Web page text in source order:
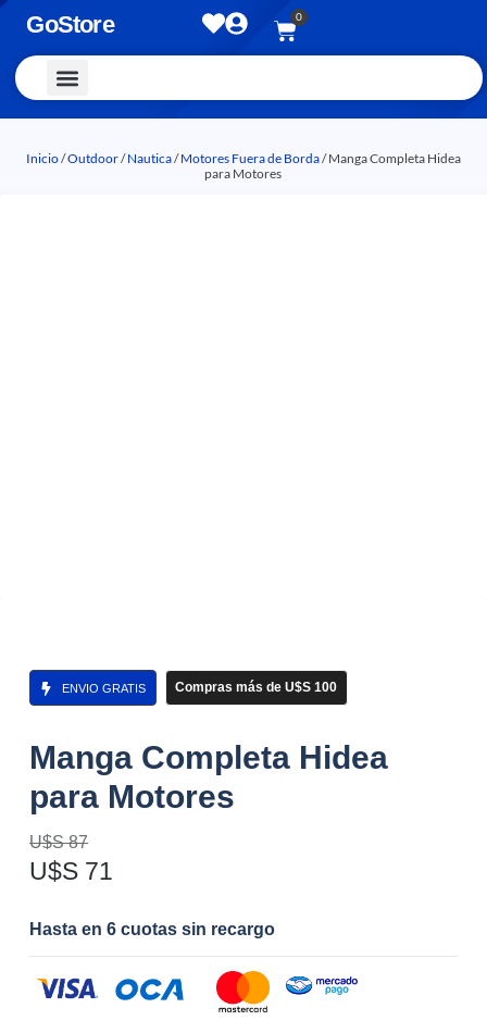
GoStore 0
Inicio/Outdoor/Nautica/Motores Fuera de Borda/ Manga Completa Hidea
para Motores
ENVIO GRATIS Compras más de U$S 100
Manga Completa Hidea
para Motores
U$S87
U$S 71
Hasta en 6 cuotas sin recargo